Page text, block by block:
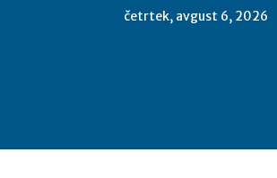
četrtek, avgust 6, 2026